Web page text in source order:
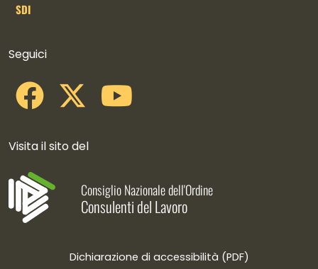
SDI
Seguici
Visita il sito del
Consiglio Nazionale dell'Ordine
Consulenti del Lavoro
Dichiarazione di accessibilità (PDF)